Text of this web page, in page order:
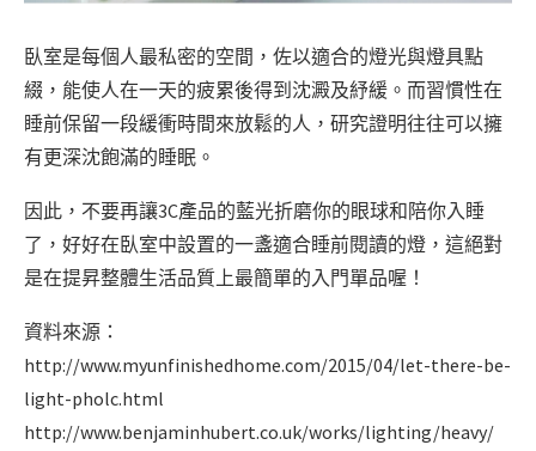
臥室是每個人最私密的空間，佐以適合的燈光與燈具點
綴，能使人在一天的疲累後得到沈澱及紓緩。而習慣性在
睡前保留一段緩衝時間來放鬆的人，研究證明往往可以擁
有更深沈飽滿的睡眠。
因此，不要再讓3C產品的藍光折磨你的眼球和陪你入睡
了，好好在臥室中設置的一盞適合睡前閱讀的燈，這絕對
是在提昇整體生活品質上最簡單的入門單品喔！
資料來源：
http://www.myunfinishedhome.com/2015/04/let-there-be-
light-pholc.html
http://www.benjaminhubert.co.uk/works/lighting/heavy/